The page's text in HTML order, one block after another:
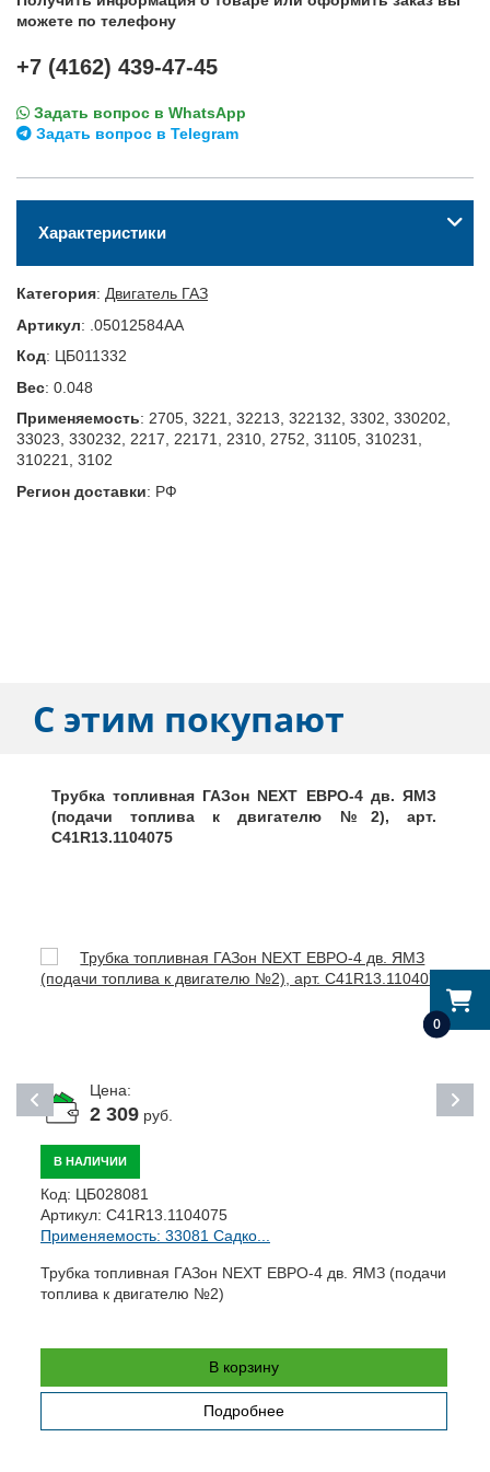
0
можете по телефону
+7 (4162) 439-47-45
Задать вопрос в WhatsApp
Задать вопрос в Telegram
Характеристики
Категория: Двигатель ГАЗ
Артикул: .05012584АА
Код: ЦБ011332
Вес: 0.048
Применяемость: 2705, 3221, 32213, 322132, 3302, 330202,
33023, 330232, 2217, 22171, 2310, 2752, 31105, 310231,
310221, 3102
Регион доставки: РФ
С этим покупают
Трубка топливная ГАЗон NEXT ЕВРО-4 дв. ЯМЗ
(подачи топлива к двигателю №2), арт.
C41R13.1104075
Цена:
2 309руб.
В НАЛИЧИИ
Код: ЦБ028081
Артикул: C41R13.1104075
Применяемость: 33081 Садко...
Трубка топливная ГАЗон NEXT ЕВРО-4 дв. ЯМЗ (подачи
топлива к двигателю №2)
В корзину
Подробнее